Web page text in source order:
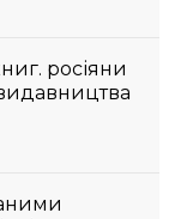
росіяни